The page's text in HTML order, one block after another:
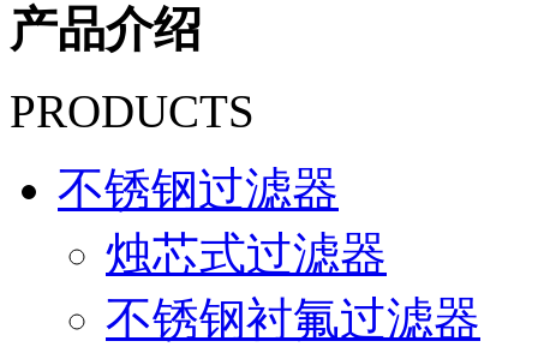
产品介绍
PRODUCTS
不锈钢过滤器
烛芯式过滤器
不锈钢衬氟过滤器